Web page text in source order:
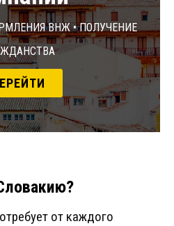
ВНЖ • Получение
от каждого